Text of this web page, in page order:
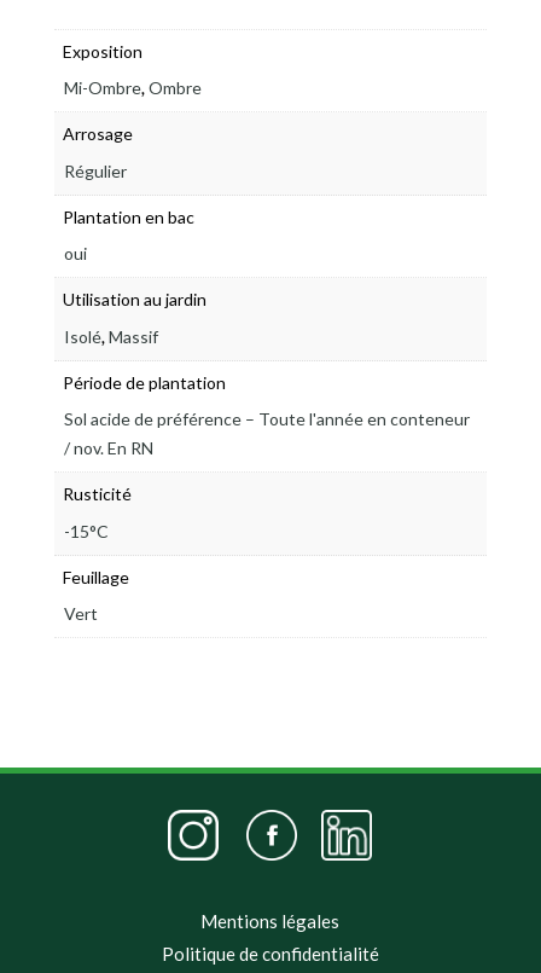
Exposition
Mi-Ombre,Ombre
Arrosage
Régulier
Plantation en bac
oui
Utilisation au jardin
Isolé, Massif
Période de plantation
Sol acide de préférence – Toute l'année en conteneur
/ nov. En RN
Rusticité
-15°C
Feuillage
Vert
Mentions légales
Politique de confidentialité